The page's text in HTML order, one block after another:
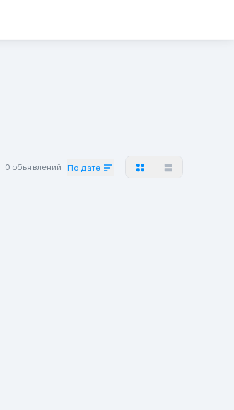
0 объявлений По дате